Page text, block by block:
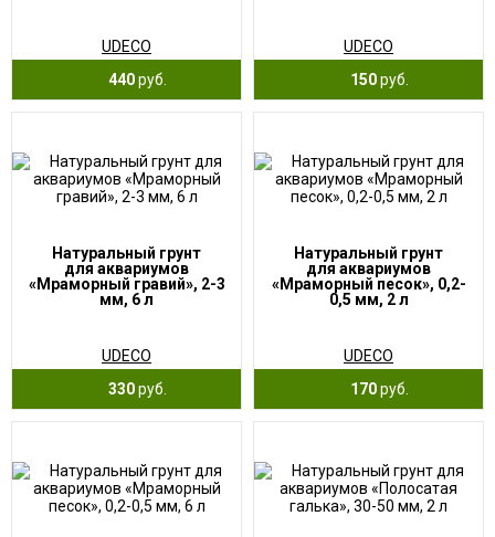
UDECO
440руб.
UDECO
150руб.
Натуральный грунт
для аквариумов
«Мраморный гравий», 2-3
мм, 6 л
UDECO
330руб.
Натуральный грунт
для аквариумов
«Мраморный песок», 0,2-
0,5 мм, 2 л
UDECO
170руб.